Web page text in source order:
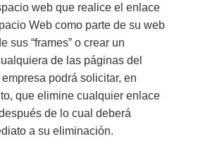
web que realice el enlace
Web como parte de su web
sus “frames” o crear un
de las páginas del
podrá solicitar, en
que elimine cualquier enlace
de lo cual deberá
a su eliminación.